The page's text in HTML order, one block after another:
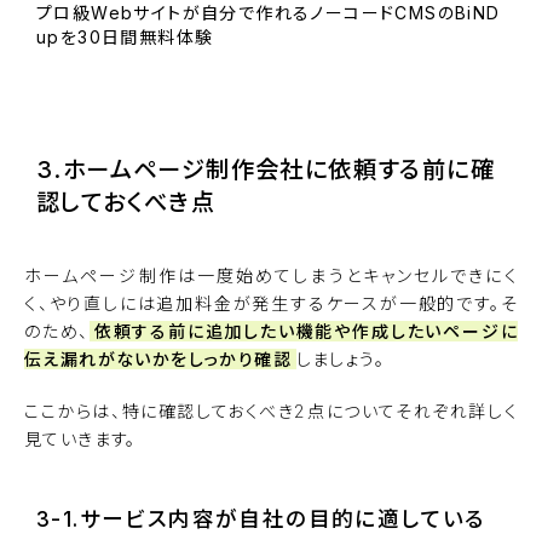
プロ級Webサイトが自分で作れるノーコードCMSのBiND
upを30日間無料体験
3.ホームページ制作会社に依頼する前に確
認しておくべき点
ホームページ制作は一度始めてしまうとキャンセルできにく
く、やり直しには追加料金が発生するケースが一般的です。そ
のため、 依頼する前に追加したい機能や作成したいページに
伝え漏れがないかをしっかり確認 しましょう。
ここからは、特に確認しておくべき2点についてそれぞれ詳しく
見ていきます。
3-1.サービス内容が自社の目的に適している